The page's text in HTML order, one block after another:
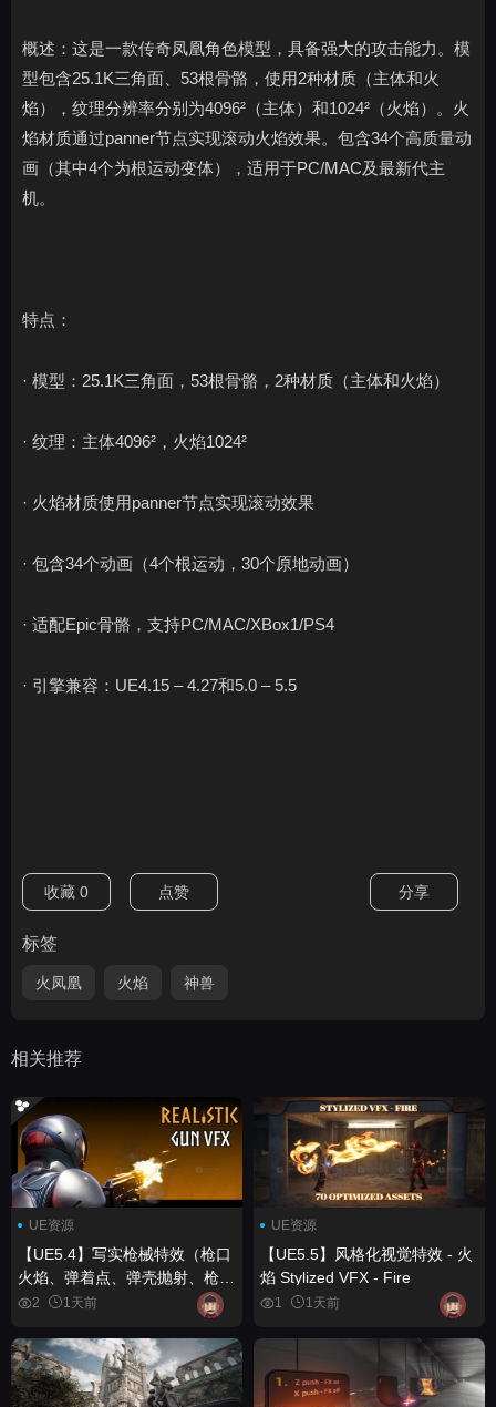
概述：这是一款传奇凤凰角色模型，具备强大的攻击能力。模
型包含25.1K三角面、53根骨骼，使用2种材质（主体和火
焰），纹理分辨率分别为4096²（主体）和1024²（火焰）。火
焰材质通过panner节点实现滚动火焰效果。包含34个高质量动
画（其中4个为根运动变体），适用于PC/MAC及最新代主
机。
特点：
· 模型：25.1K三角面，53根骨骼，2种材质（主体和火焰）
· 纹理：主体4096²，火焰1024²
· 火焰材质使用panner节点实现滚动效果
· 包含34个动画（4个根运动，30个原地动画）
· 适配Epic骨骼，支持PC/MAC/XBox1/PS4
· 引擎兼容：UE4.15 – 4.27和5.0 – 5.5
收藏 0 点赞 分享
标签
火凤凰 火焰 神兽
相关推荐
UE资源
【UE5.4】写实枪械特效（枪口
火焰、弹着点、弹壳抛射、枪械
特效、VFX） Realistic Gun
Impact, Ejections, Gun VFX,
VFX)
2 1天前
UE资源
【UE5.5】风格化视觉特效 - 火
焰 Stylized VFX - Fire
1 1天前